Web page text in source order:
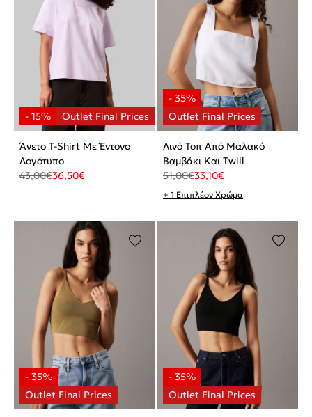
Άνετο T-Shirt Με Έντονο
Λογότυπο
43,00€36,50€
Λινό Τοπ Από Μαλακό
Βαμβάκι Και Twill
51,00€33,10€
+ 1 Επιπλέον Χρώμα